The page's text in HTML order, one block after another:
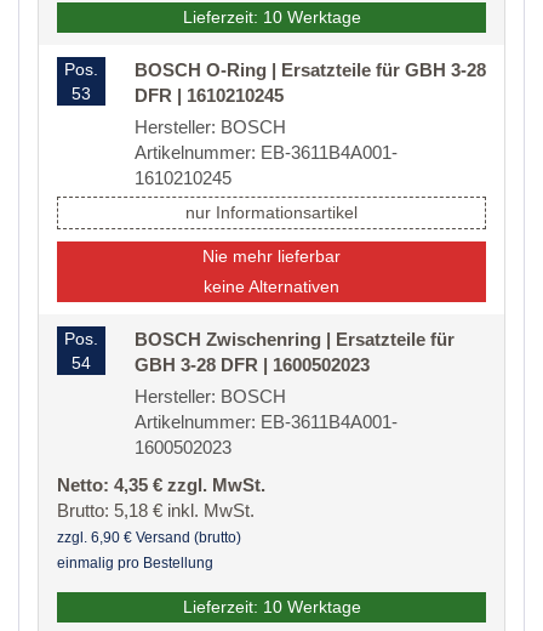
Lieferzeit: 10 Werktage
Pos.
53
BOSCH O-Ring | Ersatzteile für GBH 3-28
DFR | 1610210245
Hersteller: BOSCH
Artikelnummer: EB-3611B4A001-
1610210245
nur Informationsartikel
Nie mehr lieferbar
keine Alternativen
Pos.
54
BOSCH Zwischenring | Ersatzteile für
GBH 3-28 DFR | 1600502023
Hersteller: BOSCH
Artikelnummer: EB-3611B4A001-
1600502023
Netto: 4,35 € zzgl. MwSt.
Brutto: 5,18 € inkl. MwSt.
zzgl. 6,90 € Versand (brutto)
einmalig pro Bestellung
Lieferzeit: 10 Werktage